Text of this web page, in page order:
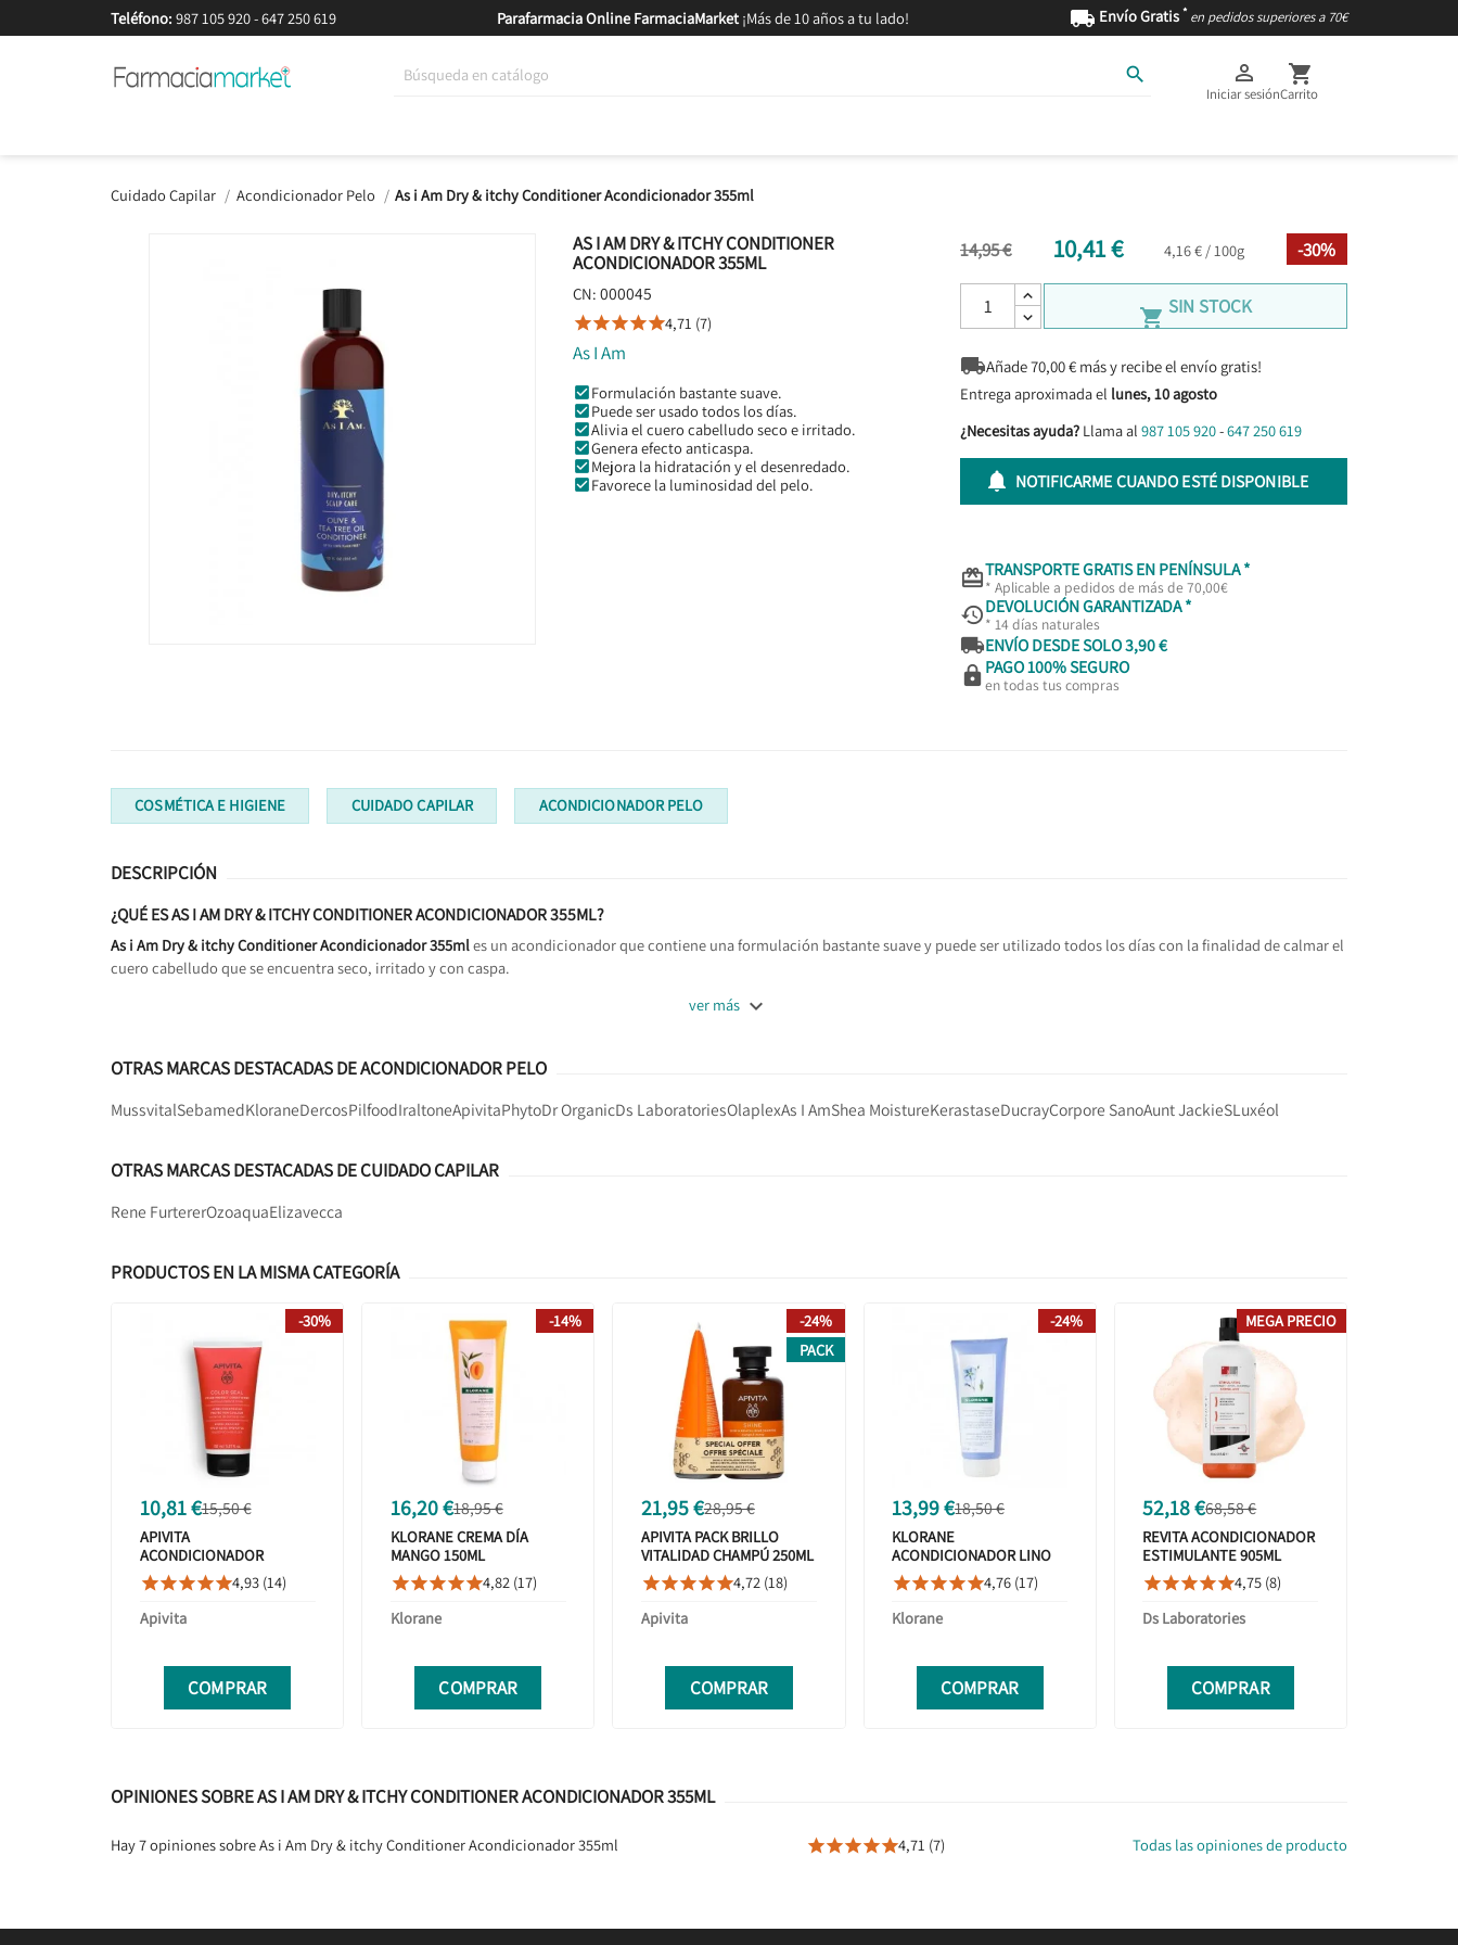
Teléfono: 987 105 920-647 250 619 Parafarmacia Online FarmaciaMarket¡Más de 10 años a tu lado!  Envío Gratis * en pedidos superiores a 70€
 
Iniciar sesión

Carrito
Cuidado Capilar Acondicionador Pelo As i Am Dry & itchy Conditioner Acondicionador 355ml
AS I AM DRY & ITCHY CONDITIONER
ACONDICIONADOR 355ML
CN: 000045
4,71 (7)
As I Am
Formulación bastante suave.
Puede ser usado todos los días.
Alivia el cuero cabelludo seco e irritado.
Genera efecto anticaspa.
Mejora la hidratación y el desenredado.
Favorece la luminosidad del pelo.
14,95 € 10,41 € 4,16 € / 100g -30%
 SIN STOCK
Añade70,00€ más y recibe el envío gratis!
Entrega aproximada el lunes, 10 agosto
¿Necesitas ayuda? Llama al 987 105 920-647 250 619
 NOTIFICARME CUANDO ESTÉ DISPONIBLE
TRANSPORTE GRATIS EN PENÍNSULA *
* Aplicable a pedidos de más de 70,00€
DEVOLUCIÓN GARANTIZADA *
* 14 días naturales
ENVÍO DESDE SOLO 3,90 €
 PAGO 100% SEGURO
en todas tus compras
COSMÉTICA E HIGIENE CUIDADO CAPILAR ACONDICIONADOR PELO
DESCRIPCIÓN
¿QUÉ ES AS I AM DRY & ITCHY CONDITIONER ACONDICIONADOR 355ML?
As i Am Dry & itchy Conditioner Acondicionador 355mles un acondicionador que contiene una formulación bastante suave y puede ser utilizado todos los días con la finalidad de calmar el
cuero cabelludo que se encuentra seco, irritado y con caspa.
ver más 
OTRAS MARCAS DESTACADAS DE ACONDICIONADOR PELO
MussvitalSebamedKloraneDercosPilfoodIraltoneApivitaPhytoDr OrganicDs LaboratoriesOlaplexAs I AmShea MoistureKerastaseDucrayCorpore SanoAunt JackieSLuxéol
OTRAS MARCAS DESTACADAS DE CUIDADO CAPILAR
Rene FurtererOzoaquaElizavecca
PRODUCTOS EN LA MISMA CATEGORÍA
10,81 €15,50 €
APIVITA
ACONDICIONADOR
SELLADOR COLOR 150ML
4,93 (14)
Apivita
COMPRAR
-30%
16,20 €18,95 €
KLORANE CREMA DÍA
MANGO 150ML
4,82 (17)
Klorane
COMPRAR
-14%
21,95 €28,95 €
APIVITA PACK BRILLO
VITALIDAD CHAMPÚ 250ML
+ ACONDICIONADOR
150ML
4,72 (18)
Apivita
COMPRAR
-24%
PACK
13,99 €18,50 €
KLORANE
ACONDICIONADOR LINO
200ML
4,76 (17)
Klorane
COMPRAR
-24%
52,18 €68,58 €
REVITA ACONDICIONADOR
ESTIMULANTE 905ML
TAMAÑO PROMOCIÓN
4,75 (8)
Ds Laboratories
COMPRAR
MEGA PRECIO
OPINIONES SOBRE AS I AM DRY & ITCHY CONDITIONER ACONDICIONADOR 355ML
Hay 7 opiniones sobre As i Am Dry & itchy Conditioner Acondicionador 355ml 4,71 (7) Todas las opiniones de producto